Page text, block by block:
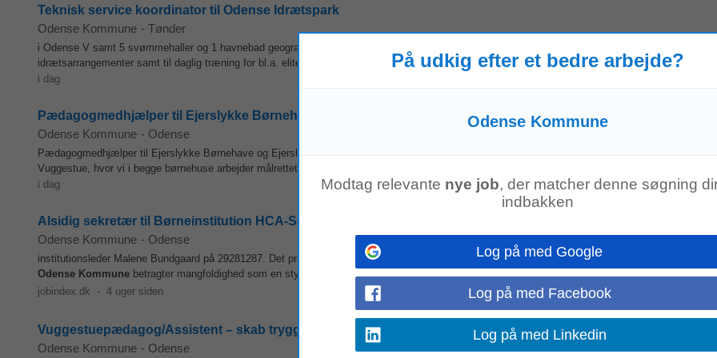
Teknisk service koordinator til Odense Idrætspark
Odense Kommune - Tønder
i Odense V samt 5 svømmehaller og 1 havnebad geografisk spredt i
idrætsarrangementer samt til daglig træning for bl.a. eliteidrætten i
Kommune . Som Teknisk...
i dag
Pædagogmedhjælper til Ejerslykke Børnehave og Ejerslykke Vuggestue
Odense Kommune - Odense
Pædagogmedhjælper til Ejerslykke Børnehave og Ejerslykke Vuggestue Vil du være en del af Ejerslykke Børnehave – et ressourcehus eller
Vuggestue, hvor vi i begge børnehuse arbejder målrettet med et inkluderende grundsyn gennem et...
i dag
Alsidig sekretær til Børneinstitution HCA-Seden-Agedrup
Odense Kommune - Odense
institutionsleder Malene Bundgaard på 29281287. Det praktiske Ansøgningsfristen er den 2. august 2026. Samtaler forventes afholdt torsdag den
Odense Kommune betragter mangfoldighed som en styrke og opfordrer derfor alle kvalificerede til at søge...
jobindex.dk - 4 uger siden
Vuggestuepædagog/Assistent – skab trygge læringsmiljøer
Odense Kommune - Odense
På udkig efter et bedre arbejde?
Odense Kommune
Modtag relevante nye job, der matcher denne søgning
indbakken
Log på med Google
Log på med Facebook
Log på med Linkedin